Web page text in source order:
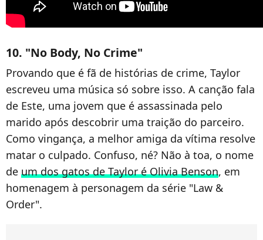
10. "No Body, No Crime"
Provando que é fã de histórias de crime, Taylor
escreveu uma música só sobre isso. A canção fala
de Este, uma jovem que é assassinada pelo
marido após descobrir uma traição do parceiro.
Como vingança, a melhor amiga da vítima resolve
matar o culpado. Confuso, né? Não à toa, o nome
de um dos gatos de Taylor é Olivia Benson, em
homenagem à personagem da série "Law &
Order".